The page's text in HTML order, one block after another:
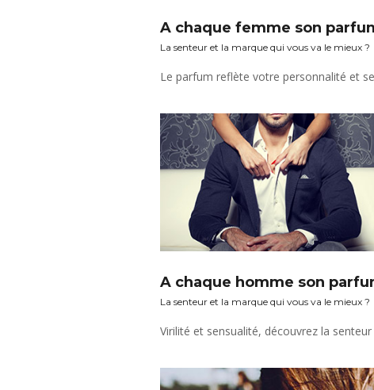
A chaque femme son
La senteur et la marque qui vous va le mieux ?
A chaque homme son
La senteur et la marque qui vous va le mieux ?